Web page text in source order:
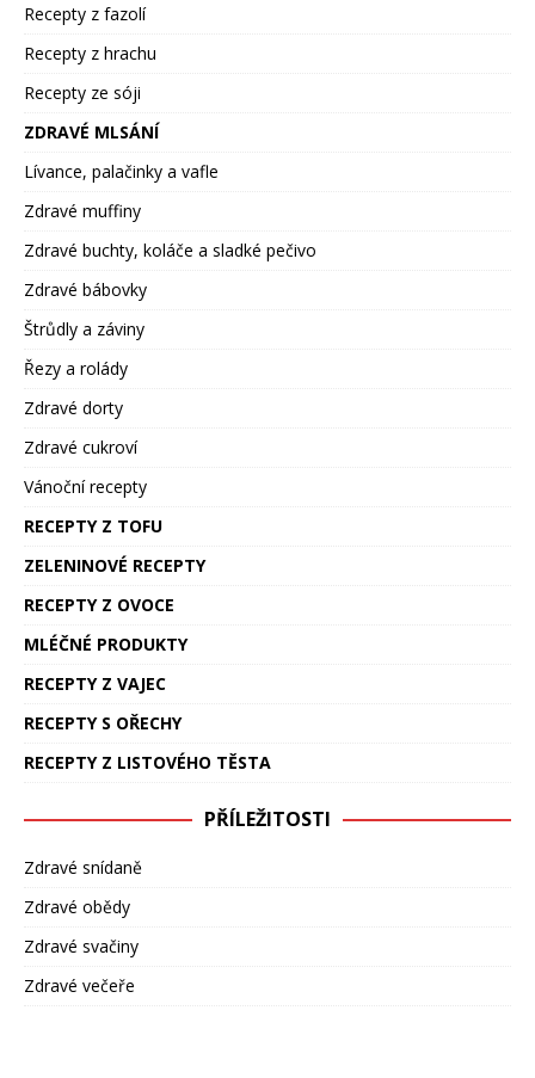
Recepty z fazolí
Recepty z hrachu
Recepty ze sóji
ZDRAVÉ MLSÁNÍ
Lívance, palačinky a vafle
Zdravé muffiny
Zdravé buchty, koláče a sladké pečivo
Zdravé bábovky
Štrůdly a záviny
Řezy a rolády
Zdravé dorty
Zdravé cukroví
Vánoční recepty
RECEPTY Z TOFU
ZELENINOVÉ RECEPTY
RECEPTY Z OVOCE
MLÉČNÉ PRODUKTY
RECEPTY Z VAJEC
RECEPTY S OŘECHY
RECEPTY Z LISTOVÉHO TĚSTA
PŘÍLEŽITOSTI
Zdravé snídaně
Zdravé obědy
Zdravé svačiny
Zdravé večeře